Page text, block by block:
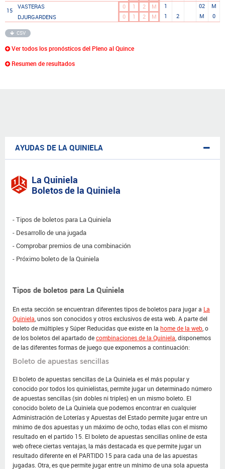
15
VASTERAS
DJURGARDENS
0 1 2
M
0
1 2 M
1
02
M
1
2 M 0
CSV
Ver todos los pronósticos del Pleno al Quince
Resumen de resultados
AYUDAS DE LA QUINIELA
La Quiniela
Boletos de la Quiniela
Tipos de boletos para La Quiniela
Desarrollo de una jugada
Comprobar premios de una combinación
Próximo boleto de la Quiniela
Tipos de boletos para La Quiniela
En esta sección se encuentran diferentes tipos de boletos para jugar a La
Quiniela , unos son conocidos y otros exclusivos de esta web. A parte del
boleto de múltiples y Súper Reducidas que existe en la home de la web , o
de los boletos del apartado de combinaciones de la Quiniela , disponemos
de las diferentes formas de juego que exponemos a continuación:
Boleto de apuestas sencillas
El boleto de apuestas sencillas de La Quiniela es el más popular y
conocido por todos los quinielistas, permite jugar un determinado número
de apuestas sencillas (sin dobles ni triples) en un mismo boleto. El
conocido boleto de La Quiniela que podemos encontrar en cualquier
Administración de Loterías y Apuestas del Estado permite jugar entre un
mínimo de dos apuestas y un máximo de ocho, todas ellas con el mismo
resultado en el partido 15. El boleto de apuestas sencillas online de esta
web ofrece ciertas ventajas, la más destacada es que permite jugar un
resultado diferente en el PARTIDO 15 para cada una de las apuestas
jugadas. Otra, es que permite jugar entre un mínimo de una sola apuesta